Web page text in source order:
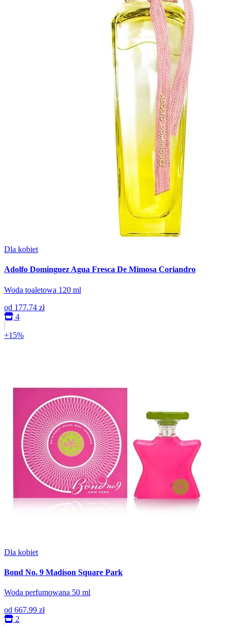
Dla kobiet
Adolfo Dominguez Agua Fresca De Mimosa Coriandro
Woda toaletowa 120 ml
od 177.74 zł
4
+15%
Dla kobiet
Bond No. 9 Madison Square Park
Woda perfumowana 50 ml
od 667.99 zł
2